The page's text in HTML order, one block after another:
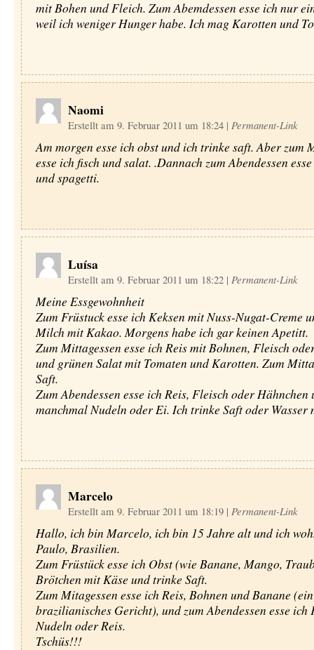
mit Bohen und Fleich. Zum Abemdessen esse ich nur
weil ich weniger Hunger habe. Ich mag Karotten und
Naomi
Erstellt am 9. Februar 2011 um 18:24 | Permanent-Link
Am morgen esse ich obst und ich trinke saft. Aber zum
esse ich fisch und salat. .Dannach zum Abendessen
und spagetti.
Luísa
Erstellt am 9. Februar 2011 um 18:22 | Permanent-Link
Meine Essgewohnheit
Zum Früstuck esse ich Keksen mit Nuss-Nugat-Creme
Milch mit Kakao. Morgens habe ich gar keinen Apetitt.
Zum Mittagessen esse ich Reis mit Bohnen, Fleisch
und grünen Salat mit Tomaten und Karotten. Zum
Saft.
Zum Abendessen esse ich Reis, Fleisch oder Hähnchen
manchmal Nudeln oder Ei. Ich trinke Saft oder Wasser
Marcelo
Erstellt am 9. Februar 2011 um 18:19 | Permanent-Link
Hallo, ich bin Marcelo, ich bin 15 Jahre alt und ich
Paulo, Brasilien.
Zum Früstück esse ich Obst (wie Banane, Mango,
Brötchen mit Käse und trinke Saft.
Zum Mitagessen esse ich Reis, Bohnen und Banane
brazilianisches Gericht), und zum Abendessen esse ich
Nudeln oder Reis.
Tschüs!!!